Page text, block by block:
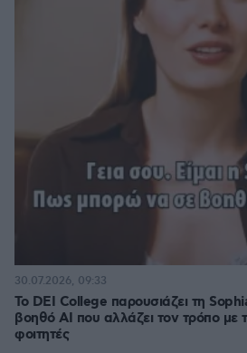
Το DEI College παρουσιάζει τη
βοηθό AI που αλλάζει τον τρόπο με
φοιτητές
30.07.2026, 09:33